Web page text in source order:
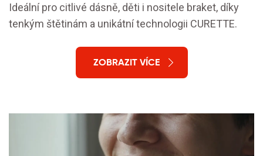
Ideální pro citlivé dásně, děti i nositele braket, díky
tenkým štětinám a unikátní technologii CURETTE.
ZOBRAZIT VÍCE